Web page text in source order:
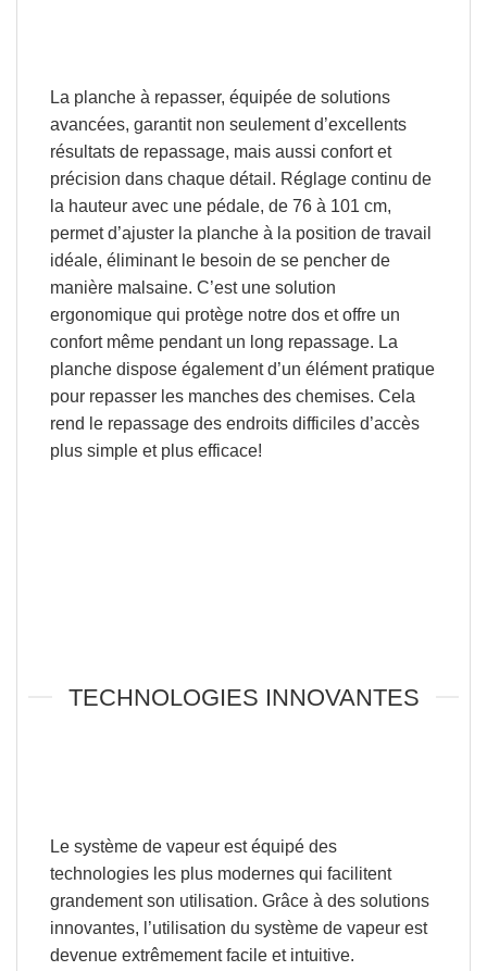
La planche à repasser, équipée de solutions
avancées, garantit non seulement d’excellents
résultats de repassage, mais aussi confort et
précision dans chaque détail . Réglage continu de
la hauteur avec une pédale, de 76 à 101 cm,
permet d’ajuster la planche à la position de travail
idéale, éliminant le besoin de se pencher de
manière malsaine. C’est une solution
ergonomiquequi protège notre dos et offre un
confort même pendant un long repassage. La
planche dispose également d’un élément pratique
pour repasser les manches des chemises. Cela
rend le repassage des endroits difficiles d’accès
plus simple et plus efficace!
TECHNOLOGIES INNOVANTES
Le système de vapeur est équipé des
technologies les plus modernes qui facilitent
grandement son utilisation. Grâce à des solutions
innovantes, l’utilisation du système de vapeur est
devenue extrêmementfacile et intuitive.